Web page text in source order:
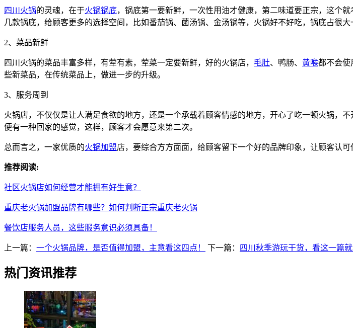
四川火锅的灵魂，在于火锅锅底，锅底第一要新鲜，一次性用油才健康，第二味道要正宗，这个
几款锅底，给顾客更多的选择空间，比如番茄锅、菌汤锅、金汤锅等，火锅好不好吃，锅底占很大
2、菜品新鲜
四川火锅的菜品丰富多样，有荤有素，荤菜一定要新鲜，好的火锅店， 毛肚、鸭肠、 黄喉都不会使
些新菜品，在传统菜品上，做进一步的升级。
3、服务周到
火锅店，不仅仅是让人满足食欲的地方，还是一个承载着顾客情感的地方，开心了吃一顿火锅，
便有一种回家的感觉，这样，顾客才会愿意来第二次。
总而言之，一家优质的火锅加盟店，要综合方方面面，给顾客留下一个好的品牌印象，让顾客认
推荐阅读:
社区火锅店如何经营才能拥有好生意？
重庆老火锅加盟品牌有哪些？如何判断正宗重庆老火锅
餐饮店服务人员，这些服务意识必须具备！
上一篇： 一个火锅品牌，是否值得加盟，主意看这四点！ 下一篇： 四川秋季游玩干货，看这一篇就
热门资讯推荐